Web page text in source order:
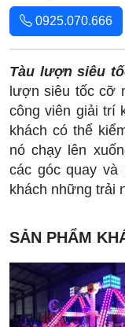
0925.070.666
Tàu lượn siêu
lượn siêu tốc cỡ
công viên giải trí
khách có thể
nó chạy lên
các góc quay và
khách những trải
SẢN PHẨM